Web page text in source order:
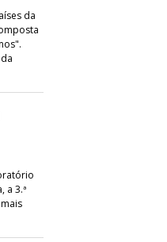
da
a 3.ª